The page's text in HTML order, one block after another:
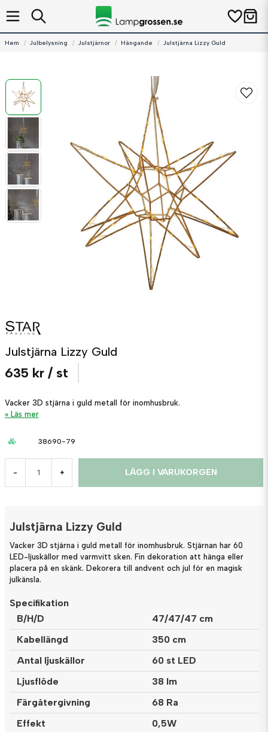
Hem Julbelysning Julstjärnor Hängande Julstjärna Lizzy Guld
Julstjärna Lizzy Guld
635 kr / st
Vacker 3D stjärna i guld metall för inomhusbruk.
Läs mer
38690-79
- + LÄGG I VARUKORGEN
Julstjärna Lizzy Guld
Vacker 3D stjärna i guld metall för inomhusbruk. Stjärnan har 60
LED-ljuskällor med varmvitt sken. Fin dekoration att hänga eller
placera på en skänk. Dekorera till andvent och jul för en magisk
julkänsla.
Specifikation
B/H/D
47/47/47 cm
Kabellängd
350 cm
Antal ljuskällor
60 st LED
Ljusflöde
38 lm
Färgåtergivning
68 Ra
Effekt
0,5W